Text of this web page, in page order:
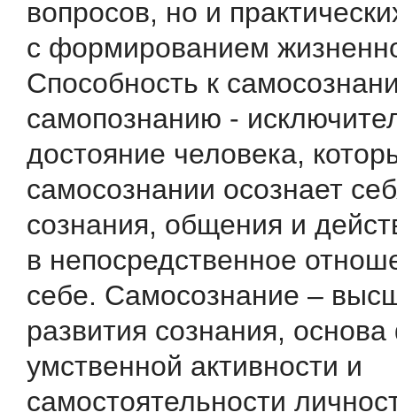
вопросов, но и
с формированием
Способность к
самопознанию -
достояние человека,
самосознании осознает
сознания, общения и
в непосредственное
себе. Самосознание –
развития сознания,
умственной активности и
самостоятельности